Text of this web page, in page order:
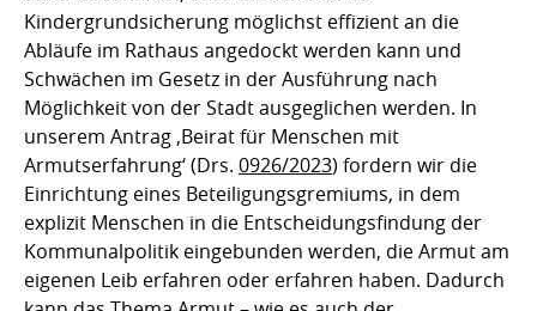
Kindergrundsicherung möglichst effizient an die
Abläufe im Rathaus angedockt werden kann und
Schwächen im Gesetz in der Ausführung nach
Möglichkeit von der Stadt ausgeglichen werden. In
unserem Antrag ‚Beirat für Menschen mit
Armutserfahrung‘ (Drs. 0926/2023) fordern wir die
Einrichtung eines Beteiligungsgremiums, in dem
explizit Menschen in die Entscheidungsfindung der
Kommunalpolitik eingebunden werden, die Armut am
eigenen Leib erfahren oder erfahren haben. Dadurch